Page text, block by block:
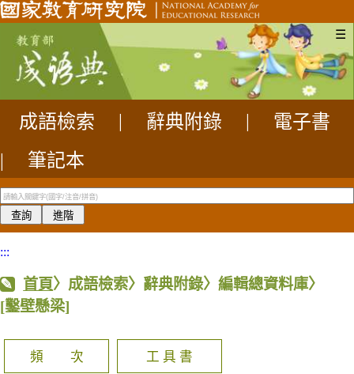
☰
成語檢索 辭典附錄
電子書
|
筆記本
:::
首頁〉成語檢索〉辭典附錄〉編輯總資料庫〉
[鑿壁懸梁]
頻 次 工 具 書